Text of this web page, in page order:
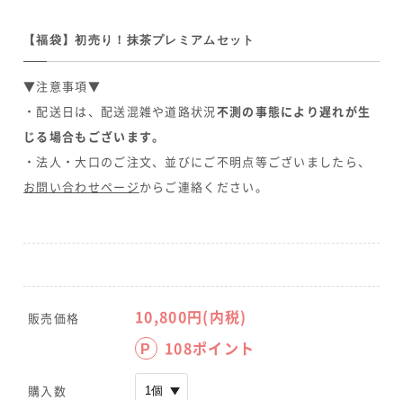
【福袋】初売り！抹茶プレミアムセット
▼注意事項▼
・配送日は、配送混雑や道路状況不測の事態により遅れが生
じる場合もございます。
・法人・大口のご注文、並びにご不明点等ございましたら、
お問い合わせページからご連絡ください。
販売価格 10,800円(内税)
P 108ポイント
購入数